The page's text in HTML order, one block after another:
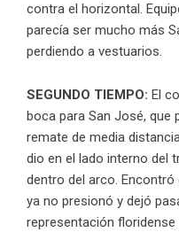
contra el horizontal.
parecía ser mucho más
perdiendo a vestuarios.
SEGUNDO TIEMPO: El
boca para San José, que
remate de media
dio en el lado interno del
dentro del arco.
ya no presionó y dejó
representación